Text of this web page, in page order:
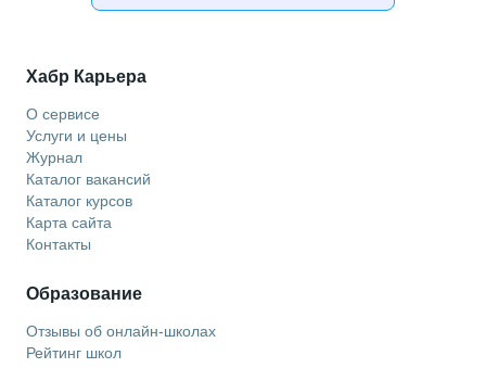
Хабр Карьера
О сервисе
Услуги и цены
Журнал
Каталог вакансий
Каталог курсов
Карта сайта
Контакты
Образование
Отзывы об онлайн-школах
Рейтинг школ